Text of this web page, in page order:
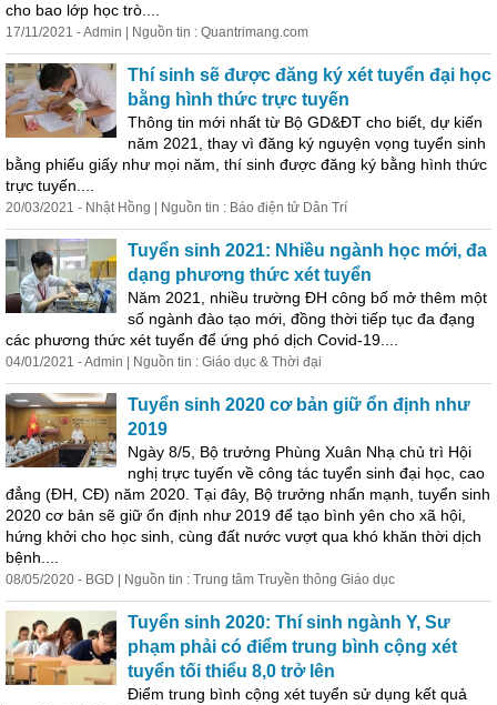
cho bao lớp học trò....
17/11/2021 - Admin | Nguồn tin : Quantrimang.com
Thí sinh sẽ được đăng ký xét tuyển đại học
bằng hình thức trực tuyến
Thông tin mới nhất từ Bộ GD&ĐT cho biết, dự kiến
năm 2021, thay vì đăng ký nguyện vọng tuyển sinh
bằng phiếu giấy như mọi năm, thí sinh được đăng ký bằng hình thức
trực tuyến....
20/03/2021 - Nhật Hồng | Nguồn tin : Báo điện tử Dân Trí
Tuyển sinh 2021: Nhiều ngành học mới, đa
dạng phương thức xét tuyển
Năm 2021, nhiều trường ĐH công bố mở thêm một
số ngành đào tạo mới, đồng thời tiếp tục đa đạng
các phương thức xét tuyển để ứng phó dịch Covid-19....
04/01/2021 - Admin | Nguồn tin : Giáo dục & Thời đại
Tuyển sinh 2020 cơ bản giữ ổn định như
2019
Ngày 8/5, Bộ trưởng Phùng Xuân Nhạ chủ trì Hội
nghị trực tuyến về công tác tuyển sinh đại học, cao
đẳng (ĐH, CĐ) năm 2020. Tại đây, Bộ trưởng nhấn mạnh, tuyển sinh
2020 cơ bản sẽ giữ ổn định như 2019 để tạo bình yên cho xã hội,
hứng khởi cho học sinh, cùng đất nước vượt qua khó khăn thời dịch
bệnh....
08/05/2020 - BGD | Nguồn tin : Trung tâm Truyền thông Giáo dục
Tuyển sinh 2020: Thí sinh ngành Y, Sư
phạm phải có điểm trung bình cộng xét
tuyển tối thiểu 8,0 trở lên
Điểm trung bình cộng xét tuyển sử dụng kết quả